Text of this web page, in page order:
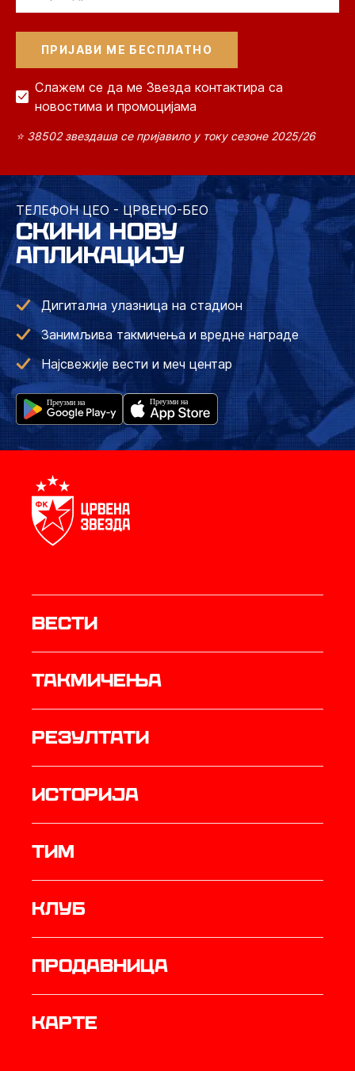
Слажем се да ме Звезда контактира са
новостима и промоцијама
⭐ 38502 звездаша се пријавило у току сезоне 2025/26
ТЕЛЕФОН ЦЕО - ЦРВЕНО-БЕО
СКИНИ НОВУ
АПЛИКАЦИЈУ
Дигитална улазница на стадион
Занимљива такмичења и вредне награде
Најсвежије вести и меч центар
Вести
Такмичења
резултати
историја
ТИМ
Клуб
продавница
Карте